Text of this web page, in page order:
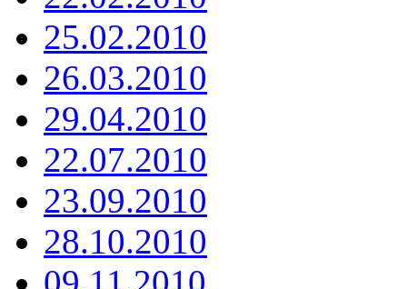
25.02.2010
26.03.2010
29.04.2010
22.07.2010
23.09.2010
28.10.2010